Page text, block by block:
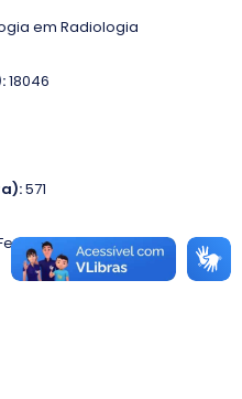
em Radiologia
18046
571
do Paraná